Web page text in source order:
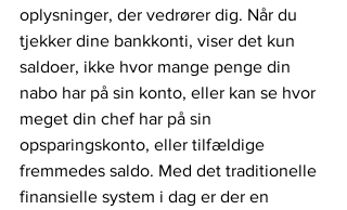
oplysninger, der vedrører dig. Når du
tjekker dine bankkonti, viser det kun
saldoer, ikke hvor mange penge din
nabo har på sin konto, eller kan se hvor
meget din chef har på sin
opsparingskonto, eller tilfældige
fremmedes saldo. Med det traditionelle
finansielle system i dag er der en